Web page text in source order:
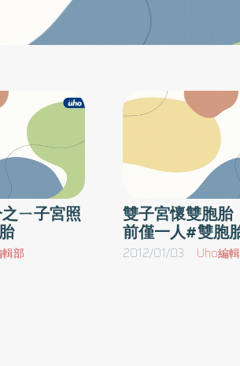
福 家庭交流增信心彰化基督教醫
的祝福」早產兒回娘家活動，父
示，早產兒回娘家目的在於提供
交流的機會，分享照顧早產兒的
巧，並且增進早產兒父母親子關
早產兒家庭的信心與盼望。健康
人員的最好回饋彰基兒醫兒科
示，彰基早產兒醫療團隊在所有成
望帶給早產兒及其家庭更優質的醫
部蕭建洲醫師表示，看到每位兒童
ㄧ子宮照
部
雙子宮懷雙胞
前僅一人#雙胞
2012/01/03 Uho編